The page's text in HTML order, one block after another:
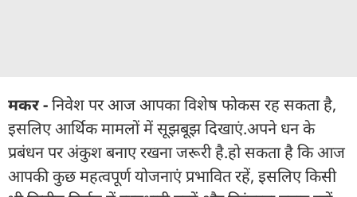
मकर -निवेश पर आज आपका विशेष फोकस रह सकता है,
इसलिए आर्थिक मामलों में सूझबूझ दिखाएं.अपने धन के
प्रबंधन पर अंकुश बनाए रखना जरूरी है.हो सकता है कि आज
आपकी कुछ महत्वपूर्ण योजनाएं प्रभावित रहें, इसलिए किसी